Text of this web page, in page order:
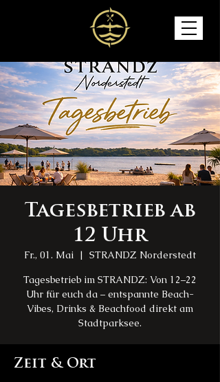
Tagesbetrieb ab
12 Uhr
Fr., 01. Mai
  |
STRANDZ Norderstedt
Tagesbetrieb im STRANDZ: Von 12–22
Uhr für euch da – entspannte Beach-
Vibes, Drinks & Beachfood direkt am
Stadtparksee.
Zeit & Ort